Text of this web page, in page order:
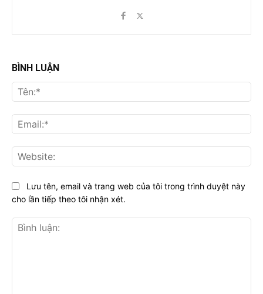
BÌNH LUẬN
Lưu tên, email và trang web của tôi trong trình duyệt này
cho lần tiếp theo tôi nhận xét.